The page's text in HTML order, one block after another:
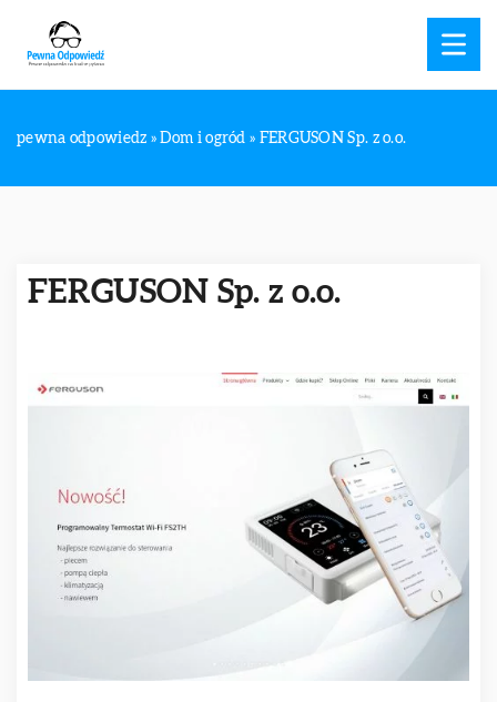
pewna odpowiedz »Dom i ogród » FERGUSON Sp. z o.o.
FERGUSON Sp. z o.o.